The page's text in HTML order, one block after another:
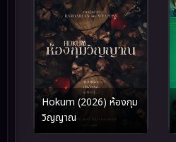
Hokum (2026) ห้องกุม
วิญญาณ